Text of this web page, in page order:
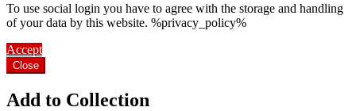
To use social login you have to agree with the storage and handling
of your data by this website. %privacy_policy%
Accept
Close
Add to Collection